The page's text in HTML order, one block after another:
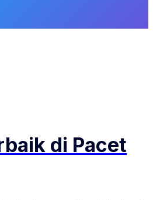
di Pacet